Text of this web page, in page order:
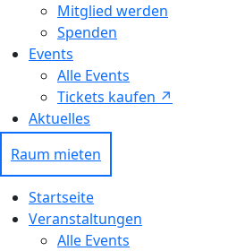
Mitglied werden
Spenden
Events
Alle Events
Tickets kaufen ↗ㅤ
Aktuelles
Raum mieten
Startseite
Veranstaltungen
Alle Events